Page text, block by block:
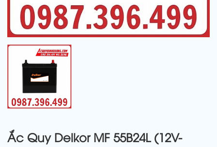
Ắc Quy Delkor MF 55B24L (12V-